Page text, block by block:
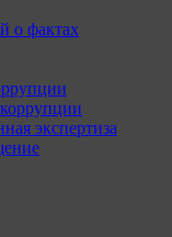
о фактах
экспертиза